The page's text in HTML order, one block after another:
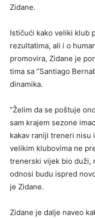
Zidane.
Ističući kako veliki klub
rezultatima, ali i o
promovira, Zidane je
tima sa “Santiago
dinamika.
“Želim da se poštuje
sam krajem sezone
kakav raniji treneri nisu
velikim klubovima ne
trenerski vijek bio duži,
odnosi budu ispred
je Zidane.
Zidane je dalje naveo